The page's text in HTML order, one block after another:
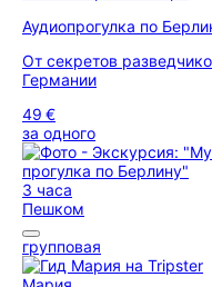
Аудиопрогулка по
От секретов
Германии
49 €
за одного
3 часа
Пешком
групповая